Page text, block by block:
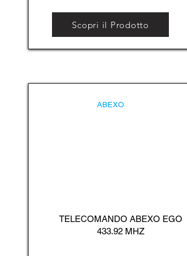
Scopri il Prodotto
ABEXO
TELECOMANDO ABEXO EGO
433.92 MHZ